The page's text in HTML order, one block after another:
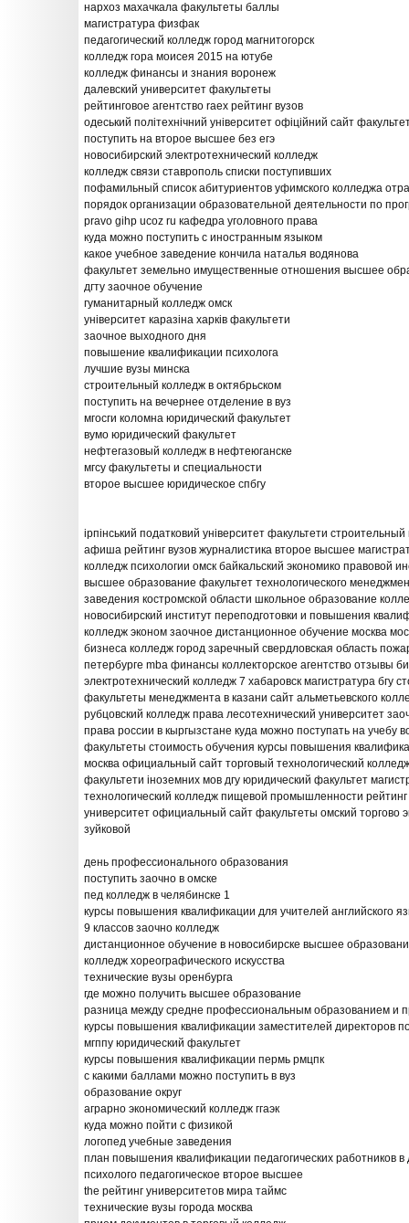
нархоз махачкала факультеты баллы
магистратура физфак
педагогический колледж город магнитогорск
колледж гора моисея 2015 на ютубе
колледж финансы и знания воронеж
далевский университет факультеты
рейтинговое агентство raex рейтинг вузов
одеський політехнічний університет офіційний сайт
поступить на второе высшее без егэ
новосибирский электротехнический колледж
колледж связи ставрополь списки поступивших
пофамильный список абитуриентов уфимского колледжа
порядок организации образовательной деятельности по
pravo gihp ucoz ru кафедра уголовного права
куда можно поступить с иностранным языком
какое учебное заведение кончила наталья водянова
факультет земельно имущественные отношения высшее
дгту заочное обучение
гуманитарный колледж омск
університет каразіна харків факультети
заочное выходного дня
повышение квалификации психолога
лучшие вузы минска
строительный колледж в октябрьском
поступить на вечернее отделение в вуз
мгосги коломна юридический факультет
вумо юридический факультет
нефтегазовый колледж в нефтеюганске
мгсу факультеты и специальности
второе высшее юридическое спбгу
ірпінський податковий університет факультети
афиша рейтинг вузов журналистика второе высшее
колледж психологии омск байкальский экономико правовой
высшее образование факультет технологического
заведения костромской области школьное образование
новосибирский институт переподготовки и повышения
колледж эконом заочное дистанционное обучение москва
бизнеса колледж город заречный свердловская область
петербурге mba финансы коллекторское агентство отзывы
электротехнический колледж 7 хабаровск магистратура бгу
факультеты менеджмента в казани сайт альметьевского
рубцовский колледж права лесотехнический университет
права россии в кыргызстане куда можно поступать на учебу
факультеты стоимость обучения курсы повышения
москва официальный сайт торговый технологический
факультети іноземних мов дгу юридический факультет
технологический колледж пищевой промышленности
университет официальный сайт факультеты омский торгово
зуйковой
день профессионального образования
поступить заочно в омске
пед колледж в челябинске 1
курсы повышения квалификации для учителей английского
9 классов заочно колледж
дистанционное обучение в новосибирске высшее
колледж хореографического искусства
технические вузы оренбурга
где можно получить высшее образование
разница между средне профессиональным образованием и
курсы повышения квалификации заместителей директоров
мгппу юридический факультет
курсы повышения квалификации пермь рмцпк
с какими баллами можно поступить в вуз
образование округ
аграрно экономический колледж ггаэк
куда можно пойти с физикой
логопед учебные заведения
план повышения квалификации педагогических работников в
психолого педагогическое второе высшее
the рейтинг университетов мира таймс
технические вузы города москва